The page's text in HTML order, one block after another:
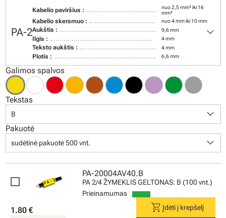
PA-2
Kabelio paviršius :
nuo 2,5 mm² iki 16
mm²
Kabelio skersmuo : nuo 4 mm iki 10 mm
Aukštis : 9,6 mm
Ilgis : 4 mm
Teksto aukštis : 4 mm
Plotis : 6,6 mm
keyboard_arrow_down
Galimos spalvos
Tekstas
B keyboard_arrow_down
Pakuotė
sudėtinė pakuotė 500 vnt. keyboard_arrow_down
PA-20004AV40.B
PA 2/4 ŽYMEKLIS GELTONAS: B (100 vnt.)
Prieinamumas
1.80 € shopping_cartĮdėti į krepšelį